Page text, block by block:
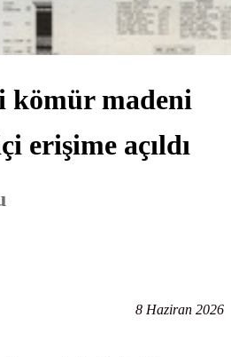
kömür madeni
erişime açıldı
8 Haziran 2026